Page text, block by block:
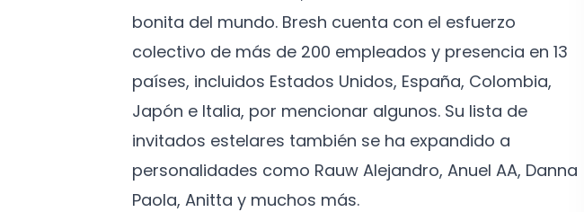
bonita del mundo. Bresh cuenta con el esfuerzo
colectivo de más de 200 empleados y presencia en 13
países, incluidos Estados Unidos, España, Colombia,
Japón e Italia, por mencionar algunos. Su lista de
invitados estelares también se ha expandido a
personalidades como Rauw Alejandro, Anuel AA, Danna
Paola, Anitta y muchos más.